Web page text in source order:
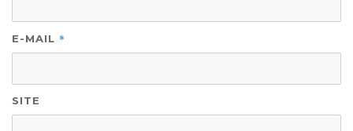
E-MAIL *
SITE